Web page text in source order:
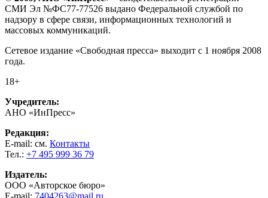
СМИ Эл №ФС77-77526 выдано Федеральной службой по
надзору в сфере связи, информационных технологий и
массовых коммуникаций.
Сетевое издание «Свободная пресса» выходит с 1 ноября 2008
года.
18+
Учредитель:
АНО «ИнПресс»
Редакция:
E-mail: см. Контакты
Тел.: +7 495 999 36 79
Издатель:
ООО «Авторское бюро»
E-mail: 7404263@mail.ru